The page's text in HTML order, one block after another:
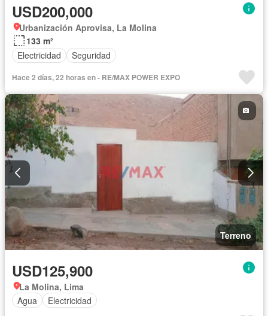
USD200,000
Urbanización Aprovisa, La Molina
133 m²
Electricidad
Seguridad
Hace 2 días, 22 horas en - RE/MAX POWER EXPO
Terreno
USD125,900
La Molina, Lima
Agua
Electricidad